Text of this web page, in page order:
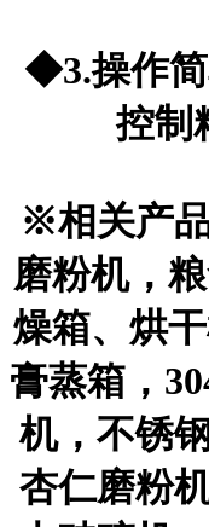
◆3.操作
控制
※相关产
磨粉机，
燥箱、烘
膏蒸箱，
机，不锈
杏仁磨粉